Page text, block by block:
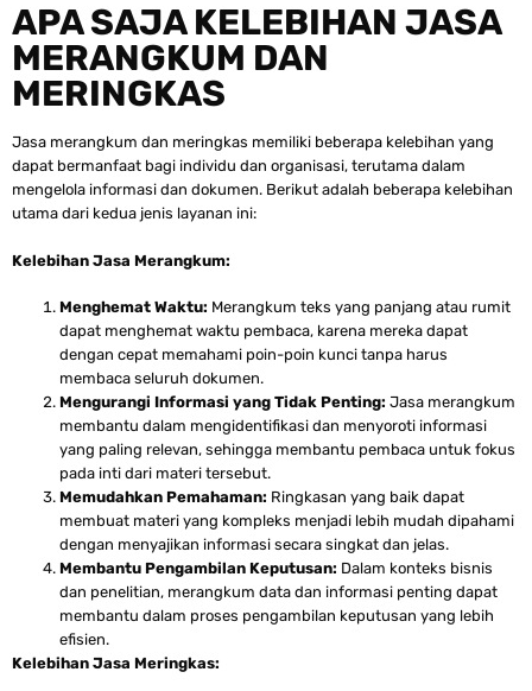
APA SAJA KELEBIHAN JASA
MERANGKUM DAN
MERINGKAS
Jasa merangkum dan meringkas memiliki beberapa kelebihan yang
dapat bermanfaat bagi individu dan organisasi, terutama dalam
mengelola informasi dan dokumen. Berikut adalah beberapa kelebihan
utama dari kedua jenis layanan ini:
Kelebihan Jasa Merangkum:
Menghemat Waktu: Merangkum teks yang panjang atau rumit
dapat menghemat waktu pembaca, karena mereka dapat
dengan cepat memahami poin-poin kunci tanpa harus
membaca seluruh dokumen.
Mengurangi Informasi yang Tidak Penting: Jasa merangkum
membantu dalam mengidentifikasi dan menyoroti informasi
yang paling relevan, sehingga membantu pembaca untuk fokus
pada inti dari materi tersebut.
Memudahkan Pemahaman: Ringkasan yang baik dapat
membuat materi yang kompleks menjadi lebih mudah dipahami
dengan menyajikan informasi secara singkat dan jelas.
Membantu Pengambilan Keputusan: Dalam konteks bisnis
dan penelitian, merangkum data dan informasi penting dapat
membantu dalam proses pengambilan keputusan yang lebih
efisien.
Kelebihan Jasa Meringkas: